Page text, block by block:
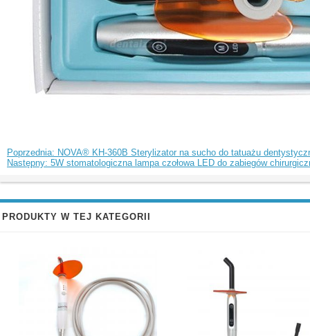
Poprzednia: NOVA® KH-360B Sterylizator na sucho do tatuażu
Następny: 5W stomatologiczna lampa czołowa LED do zabiegów
PRODUKTY W TEJ KATEGORII